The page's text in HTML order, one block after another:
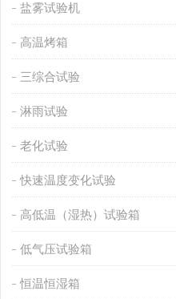
盐雾试验机
高温烤箱
三综合试验
淋雨试验
老化试验
快速温度变化试验
高低温（湿热）试验箱
低气压试验箱
恒温恒湿箱